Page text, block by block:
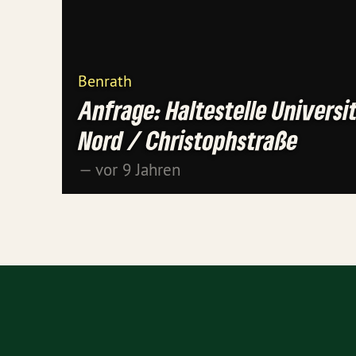
Benrath
Anfrage: Haltestelle
Nord / Christophstraße
— vor 9 Jahren